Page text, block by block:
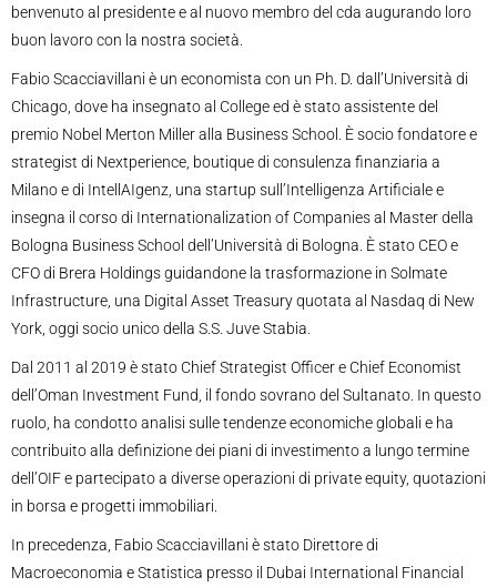
benvenuto al presidente e al nuovo membro del cda augurando loro
buon lavoro con la nostra società.
Fabio Scacciavillani è un economista con un Ph. D. dall’Università di
Chicago, dove ha insegnato al College ed è stato assistente del
premio Nobel Merton Miller alla Business School. È socio fondatore e
strategist di Nextperience, boutique di consulenza finanziaria a
Milano e di IntellAIgenz, una startup sull’Intelligenza Artificiale e
insegna il corso di Internationalization of Companies al Master della
Bologna Business School dell’Università di Bologna. È stato CEO e
CFO di Brera Holdings guidandone la trasformazione in Solmate
Infrastructure, una Digital Asset Treasury quotata al Nasdaq di New
York, oggi socio unico della S.S. Juve Stabia.
Dal 2011 al 2019 è stato Chief Strategist Officer e Chief Economist
dell’Oman Investment Fund, il fondo sovrano del Sultanato. In questo
ruolo, ha condotto analisi sulle tendenze economiche globali e ha
contribuito alla definizione dei piani di investimento a lungo termine
dell’OIF e partecipato a diverse operazioni di private equity, quotazioni
in borsa e progetti immobiliari.
In precedenza, Fabio Scacciavillani è stato Direttore di
Macroeconomia e Statistica presso il Dubai International Financial